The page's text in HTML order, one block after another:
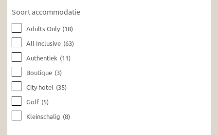
Soort accommodatie
Adults Only (18)
All Inclusive (63)
Authentiek (11)
Boutique (3)
City hotel (35)
Golf (5)
Kleinschalig (8)